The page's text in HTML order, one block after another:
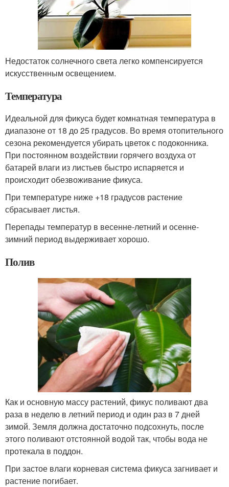
Недостаток солнечного света легко компенсируется
искусственным освещением.
Температура
Идеальной для фикуса будет комнатная температура в
диапазоне от 18 до 25 градусов. Во время отопительного
сезона рекомендуется убирать цветок с подоконника.
При постоянном воздействии горячего воздуха от
батарей влаги из листьев быстро испаряется и
происходит обезвоживание фикуса.
При температуре ниже +18 градусов растение
сбрасывает листья.
Перепады температур в весенне-летний и осенне-
зимний период выдерживает хорошо.
Полив
Как и основную массу растений, фикус поливают два
раза в неделю в летний период и один раз в 7 дней
зимой. Земля должна достаточно подсохнуть, после
этого поливают отстоянной водой так, чтобы вода не
протекала в поддон.
При застое влаги корневая система фикуса загнивает и
растение погибает.